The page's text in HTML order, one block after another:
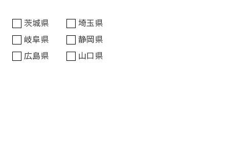
茨城県
埼玉県
岐阜県
静岡県
広島県
山口県